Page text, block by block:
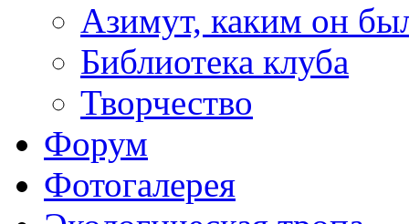
Азимут, каким он
Библиотека клуба
Творчество
Форум
Фотогалерея